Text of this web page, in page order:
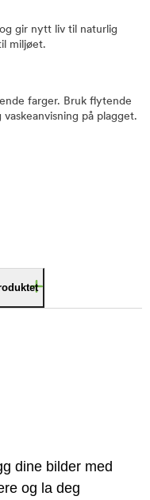
gir nytt liv til naturlig
miljøet.
farger. Bruk flytende
på plagget.
dine bilder med
og la deg